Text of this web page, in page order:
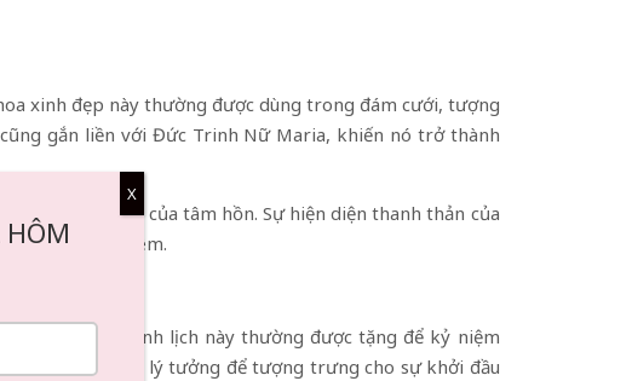
xinh đẹp này thường được dùng trong đám cưới, tượng
gắn liền với Đức Trinh Nữ Maria, khiến nó trở thành
thanh khiết của tâm hồn. Sự hiện diện thanh thản của
và trang nghiêm.
bông hoa thanh lịch này thường được tặng để kỷ niệm
chúng trở nên lý tưởng để tượng trưng cho sự khởi đầu
X